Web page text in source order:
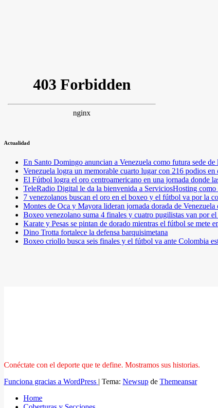
Actualidad
En Santo Domingo anuncian a Venezuela como futura sede
Venezuela logra un memorable cuarto lugar con 216 podios
El Fútbol logra el oro centroamericano en una jornada donde
TeleRadio Digital le da la bienvenida a ServiciosHosting
7 venezolanos buscan el oro en el boxeo y el fútbol va por la
Montes de Oca y Mayora lideran jornada dorada de
Boxeo venezolano suma 4 finales y cuatro pugilistas van por
Karate y Pesas se pintan de dorado mientras el fútbol se mete
Dino Trotta fortalece la defensa barquisimetana
Boxeo criollo busca seis finales y el fútbol va ante Colombia
Conéctate con el deporte que te define. Mostramos sus historias.
Funciona gracias a WordPress | Tema: Newsup de Themeansar
Home